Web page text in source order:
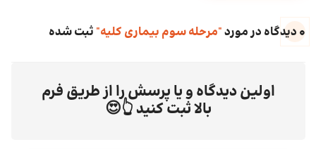
0 دیدگاه در مورد "مرحله سوم بیماری کلیه"ثبت شده
اولین دیدگاه و یا پرسش را از طریق فرم
بالا ثبت کنید 👆😍